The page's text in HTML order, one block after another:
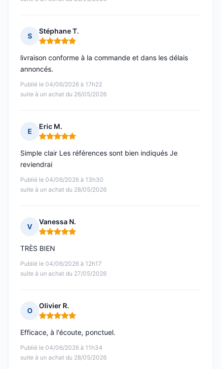
S
Stéphane T.
Note : 5 sur 5
Publié le 04/06/2026 à 17h22
suite à un achat du 26/05/2026
livraison conforme à la commande et dans les délais
annoncés.
E
Eric M.
Note : 5 sur 5
Publié le 04/06/2026 à 13h30
suite à un achat du 28/05/2026
Simple clair Les références sont bien indiqués Je
reviendrai
V
Vanessa N.
Note : 5 sur 5
Publié le 04/06/2026 à 12h17
suite à un achat du 27/05/2026
TRÈS BIEN
O
Olivier R.
Note : 5 sur 5
Publié le 04/06/2026 à 11h34
suite à un achat du 28/05/2026
Efficace, à l'écoute, ponctuel.